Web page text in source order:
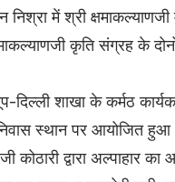
निश्रा में श्री क्षमाकल्याणजी
कृति संग्रह के
शाखा के कर्मठ
स्थान पर आयोजित
कोठारी द्वारा अल्पाहार